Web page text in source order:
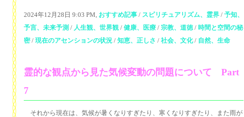
2024年12月28日 9:03 PM, おすすめ記事 / スピリチュアリズム、霊界 / 予知、
予言、未来予測 / 人生観、世界観 / 健康、医療 / 宗教、道徳 / 時間と空間の秘
密/ 現在のアセンションの状況 / 知恵、正しさ / 社会、文化/ 自然、生命
霊的な観点から見た気候変動の問題について Part
7
それから現在は、気候が暑くなりすぎたり、寒くなりすぎたり、また雨が